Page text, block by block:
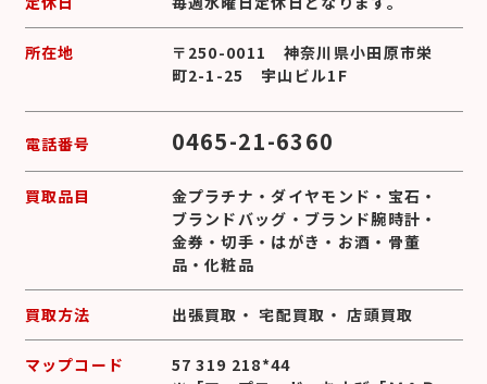
所在地
〒250-0011 神奈川県小田原市栄
町2-1-25 宇山ビル1F
電話番号 0465-21-6360
買取品目 金プラチナ ・ダイヤモンド ・ 宝石 ・
ブランドバッグ ・ ブランド腕時計 ・
金券 ・切手 ・ はがき ・ お酒 ・ 骨董
品 ・化粧品
買取方法 出張買取 ・宅配買取 ・店頭買取
マップコード
57 319 218*44